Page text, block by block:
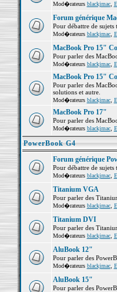
Mod�rateurs blackjmac,
Forum générique
Pour débattre de
Mod�rateurs blackjmac,
MacBook Pro 15"
Pour parler des
Mod�rateurs blackjmac,
MacBook Pro 15"
Pour parler des
solutions et autre.
Mod�rateurs blackjmac,
MacBook Pro 17"
Pour parler des
Mod�rateurs blackjmac,
PowerBook G4
Forum générique
Pour débattre de
Mod�rateurs blackjmac,
Titanium VGA
Pour parler des
Mod�rateurs blackjmac,
Titanium DVI
Pour parler des
Mod�rateurs blackjmac,
AluBook 12"
Pour parler des
Mod�rateurs blackjmac,
AluBook 15"
Pour parler des